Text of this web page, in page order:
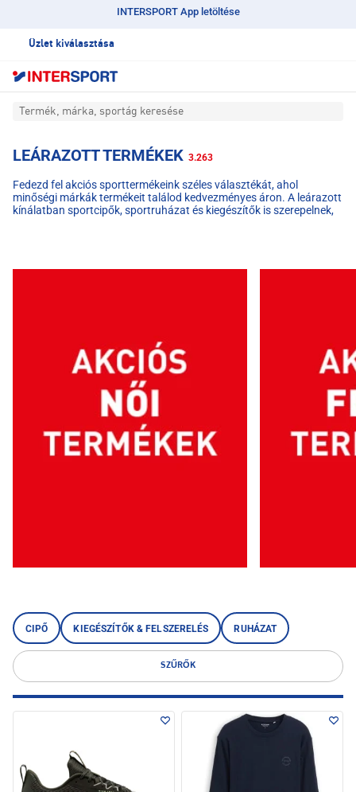
INTERSPORT App letöltése
Üzlet kiválasztása
Termék, márka, sportág keresése
LEÁRAZOTT TERMÉKEK 3.263
Fedezd fel akciós sporttermékeink széles választékát, ahol
minőségi márkák termékeit találod kedvezményes áron. A leárazott
kínálatban sportcipők, sportruházat és kiegészítők is szerepelnek,
CIPŐ KIEGÉSZÍTŐK & FELSZERELÉS RUHÁZAT
SZŰRŐK